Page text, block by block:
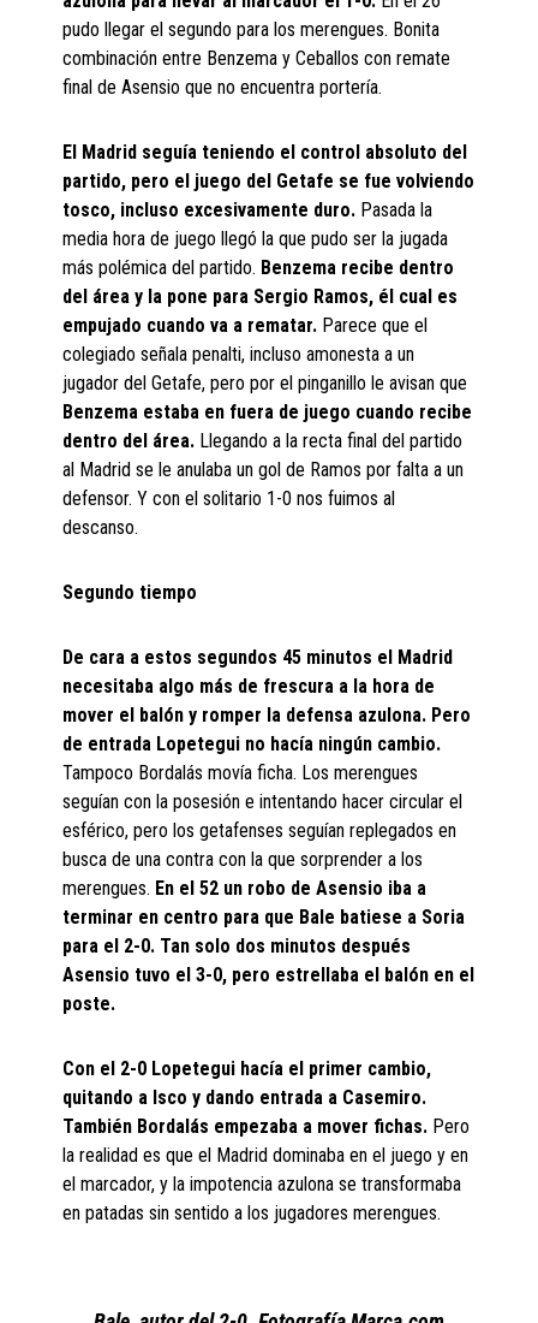
pudo llegar el segundo para los merengues. Bonita
combinación entre Benzema y Ceballos con remate
final de Asensio que no encuentra portería.
El Madrid seguía teniendo el control absoluto del
partido, pero el juego del Getafe se fue volviendo
tosco, incluso excesivamente duro. Pasada la
media hora de juego llegó la que pudo ser la jugada
más polémica del partido. Benzema recibe dentro
del área y la pone para Sergio Ramos, él cual es
empujado cuando va a rematar. Parece que el
colegiado señala penalti, incluso amonesta a un
jugador del Getafe, pero por el pinganillo le avisan que
Benzema estaba en fuera de juego cuando recibe
dentro del área. Llegando a la recta final del partido
al Madrid se le anulaba un gol de Ramos por falta a un
defensor. Y con el solitario 1-0 nos fuimos al
descanso.
Segundo tiempo
De cara a estos segundos 45 minutos el Madrid
necesitaba algo más de frescura a la hora de
mover el balón y romper la defensa azulona. Pero
de entrada Lopetegui no hacía ningún cambio.
Tampoco Bordalás movía ficha. Los merengues
seguían con la posesión e intentando hacer circular el
esférico, pero los getafenses seguían replegados en
busca de una contra con la que sorprender a los
merengues. En el 52 un robo de Asensio iba a
terminar en centro para que Bale batiese a Soria
para el 2-0. Tan solo dos minutos después
Asensio tuvo el 3-0, pero estrellaba el balón en el
poste.
Con el 2-0 Lopetegui hacía el primer cambio,
quitando a Isco y dando entrada a Casemiro.
También Bordalás empezaba a mover fichas. Pero
la realidad es que el Madrid dominaba en el juego y en
el marcador, y la impotencia azulona se transformaba
en patadas sin sentido a los jugadores merengues.